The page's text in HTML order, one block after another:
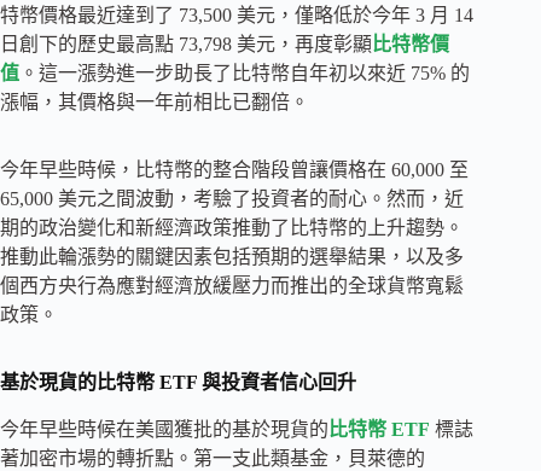
特幣價格最近達到了 73,500 美元，僅略低於今年 3 月 14
日創下的歷史最高點 73,798 美元，再度彰顯比特幣價
值 。這一漲勢進一步助長了比特幣自年初以來近 75% 的
漲幅，其價格與一年前相比已翻倍。
今年早些時候，比特幣的整合階段曾讓價格在 60,000 至
65,000 美元之間波動，考驗了投資者的耐心。然而，近
期的政治變化和新經濟政策推動了比特幣的上升趨勢。
推動此輪漲勢的關鍵因素包括預期的選舉結果，以及多
個西方央行為應對經濟放緩壓力而推出的全球貨幣寬鬆
政策。
基於現貨的比特幣 ETF 與投資者信心回升
今年早些時候在美國獲批的基於現貨的 比特幣 ETF 標誌
著加密市場的轉折點。第一支此類基金，貝萊德的